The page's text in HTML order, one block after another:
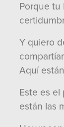
Porque tu
Y quiero
Aquí
Este es
están las